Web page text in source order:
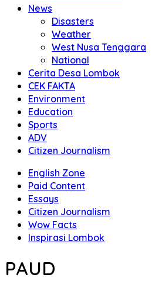
News
Disasters
Weather
West Nusa Tenggara
National
Cerita Desa Lombok
CEK FAKTA
Environment
Education
Sports
ADV
Citizen Journalism
English Zone
Paid Content
Essays
Citizen Journalism
Wow Facts
Inspirasi Lombok
PAUD